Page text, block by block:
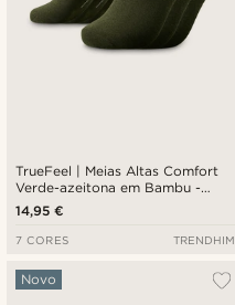
TrueFeel | Meias Altas Comfort
Verde-azeitona em Bambu -
Lote de 3
14,95 €
7 CORES TRENDHIM
Novo